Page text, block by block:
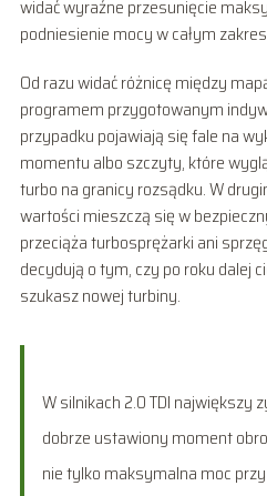
widać wyraźne przesunięcie
podniesienie mocy w całym
Od razu widać różnicę między
programem przygotowanym
przypadku pojawiają się fale na
momentu albo szczyty, które
turbo na granicy rozsądku. W
wartości mieszczą się w
przeciąża turbosprężarki ani
decydują o tym, czy po roku dalej
szukasz nowej turbiny.
W silnikach 2.0 TDI największy
dobrze ustawiony moment
nie tylko maksymalna moc